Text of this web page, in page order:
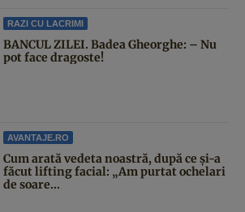
RAZI CU LACRIMI
BANCUL ZILEI. Badea Gheorghe: – Nu
pot face dragoste!
AVANTAJE.RO
Cum arată vedeta noastră, după ce și-a
făcut lifting facial: „Am purtat ochelari
de soare...